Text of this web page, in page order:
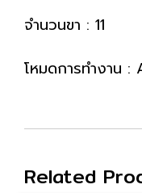
จำนวนขา : 11
โหมดการทำงาน :
Related